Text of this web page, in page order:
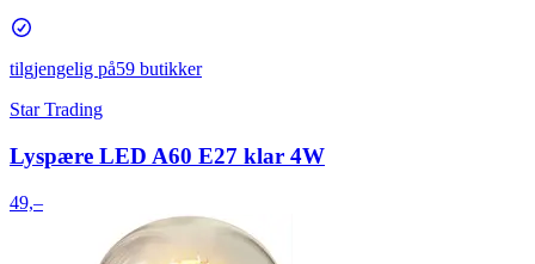
tilgjengelig på59 butikker
Star Trading
Lyspære LED A60 E27 klar 4W
49,–